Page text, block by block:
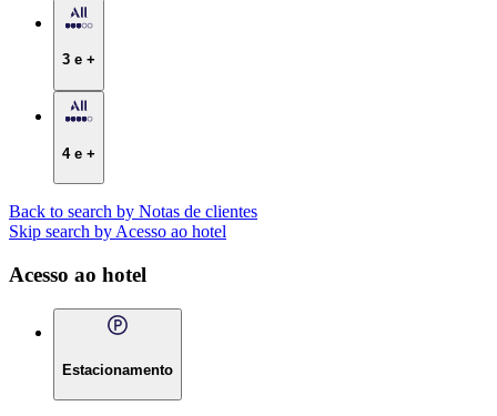
3 e +
4 e +
Back to search by Notas de clientes
Skip search by Acesso ao hotel
Acesso ao hotel
Estacionamento